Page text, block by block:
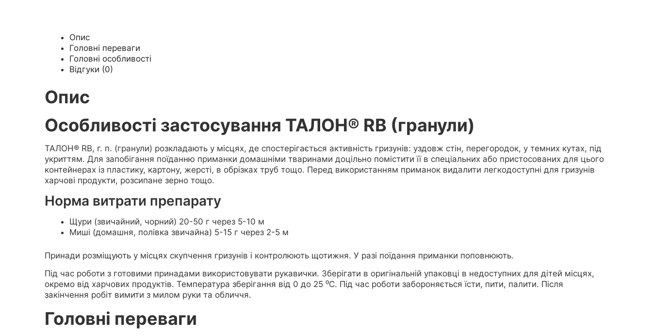
Опис
Головні переваги
Головні особливості
Відгуки (0)
Опис
Особливості застосування ТАЛОН® RB (гранули)
ТАЛОН® RB, г. п. (гранули) розкладають у місцях, де спостерігається активність гризунів: уздовж стін, перегородок, у темних кутах, під
укриттям. Для запобігання поїданню приманки домашніми тваринами доцільно помістити її в спеціальних або пристосованих для цього
контейнерах із пластику, картону, жерсті, в обрізках труб тощо. Перед використанням приманок видалити легкодоступні для гризунів
харчові продукти, розсипане зерно тощо.
Норма витрати препарату
Щури (звичайний, чорний) 20-50 г через 5-10 м
Миші (домашня, полівка звичайна) 5-15 г через 2-5 м
Принади розміщують у місцях скупчення гризунів і контролюють щотижня. У разі поїдання приманки поповнюють.
Під час роботи з готовими принадами використовувати рукавички. Зберігати в оригінальній упаковці в недоступних для дітей місцях,
окремо від харчових продуктів. Температура зберігання від 0 до 25 ⁰С. Під час роботи забороняється їсти, пити, палити. Після
закінчення робіт вимити з милом руки та обличчя.
Головні переваги